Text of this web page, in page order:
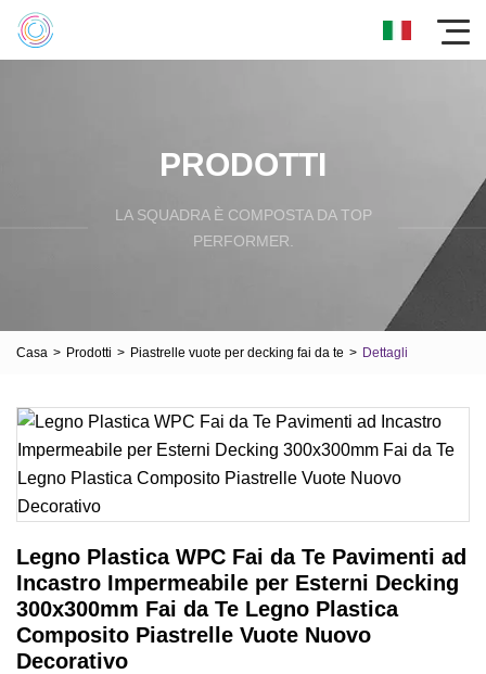
PRODOTTI
LA SQUADRA È COMPOSTA DA TOP
PERFORMER.
Casa > Prodotti > Piastrelle vuote per decking fai da te > Dettagli
Legno Plastica WPC Fai da Te Pavimenti ad
Incastro Impermeabile per Esterni Decking
300x300mm Fai da Te Legno Plastica
Composito Piastrelle Vuote Nuovo
Decorativo